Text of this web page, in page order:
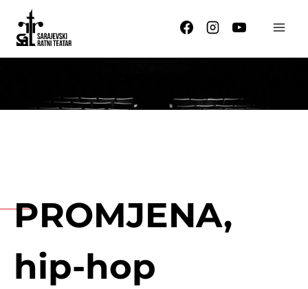
content
PROMJENA,
hip-hop